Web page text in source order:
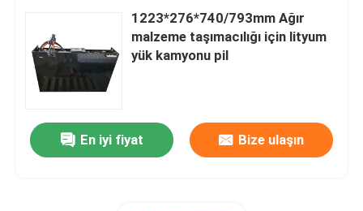
1223*276*740/793mm Ağır
malzeme taşımacılığı için lityum
yük kamyonu pil
En iyi fiyat Bize ulaşın